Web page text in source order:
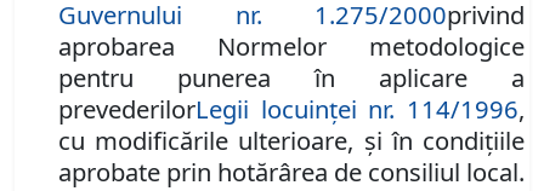
Guvernului nr. 1.275/2000privind
aprobarea Normelor metodologice
pentru punerea în aplicare a
prevederilorLegii locuinţei nr. 114/1996,
cu modificările ulterioare, şi în condiţiile
aprobate prin hotărârea de consiliul local.